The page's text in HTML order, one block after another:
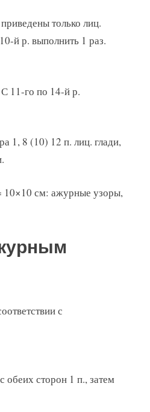
только лиц.
й р. выполнить 1 раз.
11-го по 14-й р.
1, 8 (10) 12 п. лиц. глади,
10×10 см: ажурные узоры,
с
обеих сторон 1 п., затем